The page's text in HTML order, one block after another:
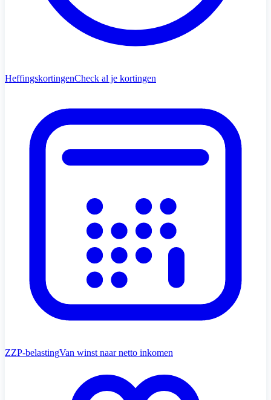
HeffingskortingenCheck al je kortingen
ZZP-belastingVan winst naar netto inkomen